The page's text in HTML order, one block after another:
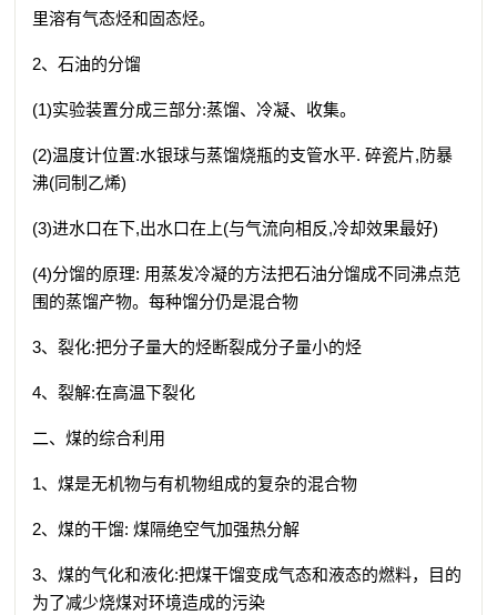
里溶有气态烃和固态烃。
2、石油的分馏
(1)实验装置分成三部分:蒸馏、冷凝、收集。
(2)温度计位置:水银球与蒸馏烧瓶的支管水平. 碎瓷片,防暴
沸(同制乙烯)
(3)进水口在下,出水口在上(与气流向相反,冷却效果最好)
(4)分馏的原理: 用蒸发冷凝的方法把石油分馏成不同沸点范
围的蒸馏产物。每种馏分仍是混合物
3、裂化:把分子量大的烃断裂成分子量小的烃
4、裂解:在高温下裂化
二、煤的综合利用
1、煤是无机物与有机物组成的复杂的混合物
2、煤的干馏: 煤隔绝空气加强热分解
3、煤的气化和液化:把煤干馏变成气态和液态的燃料，目的
为了减少烧煤对环境造成的污染